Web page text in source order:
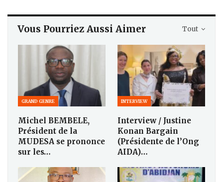
Tout
Vous Pourriez Aussi Aimer
GRAND GENRE
Michel BEMBELE,
Président de la
MUDESA se prononce
sur les…
INTERVIEW
Interview / Justine
Konan Bargain
(Présidente de l’Ong
AIDA)…